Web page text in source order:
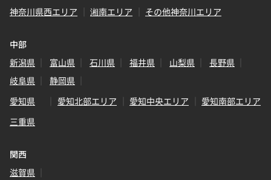
神奈川県西エリア
湘南エリア その他神奈川エリア
中部
新潟県
富山県 石川県 福井県 山梨県
長野県
岐阜県
静岡県
愛知県
愛知北部エリア 愛知中央エリア
愛知南部エリア
三重県
関西
滋賀県